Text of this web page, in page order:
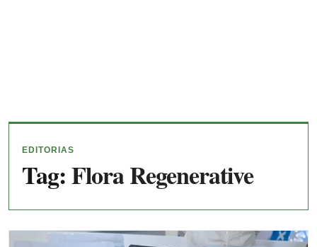
EDITORIAS
Tag:Flora Regenerative